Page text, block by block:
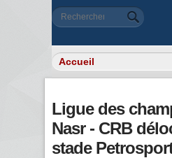
Formulaire de
Rechercher
Ligue des
Nasr - CRB
stade